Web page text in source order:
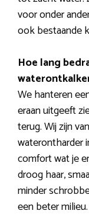
voor onder
ook bestaande
Hoe lang
We hanteren
eraan uitgeeft
terug. Wij zijn
waterontharder
comfort wat je
droog haar,
minder
een beter milieu.